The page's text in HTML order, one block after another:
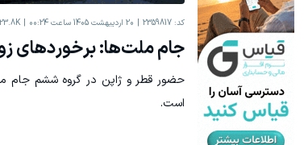
کد: 2359817 20 اردیبهشت 1405 ساعت 00:24 23.8K
جام ملت‌ها: برخوردهای
حضور قطر و ژاپن در گروه ششم جام
است.